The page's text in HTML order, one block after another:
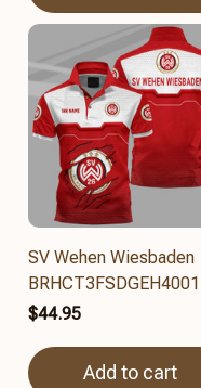
SV Wehen Wiesbaden
BRHCT3FSDGEH4001
$44.95
Add to cart